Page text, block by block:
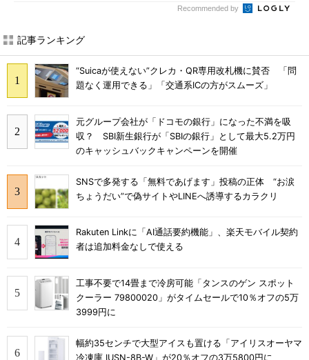
Recommended by
記事ランキング
“Suicaが使えない”クレカ・QR専用改札機に賛否 「問
題なく運用できる」「交通系ICの方がスムーズ」
元グループ会社が「ドコモの銀行」になった不満を吸
収？ SBI新生銀行が「SBIの銀行」として最大5.2万円
のキャッシュバックキャンペーンを開催
SNSで多発する「無料であげます」投稿の正体 “お涙
ちょうだい”で偽サイトやLINEへ誘導するカラクリ
Rakuten Linkに「AI通話要約機能」、楽天モバイル契約
者は追加料金なしで使える
工事不要で14畳まで冷房可能「タンスのゲン スポット
クーラー 79800020」がタイムセールで10％オフの5万
3999円に
幅約35センチで大型アイスも置ける「アイリスオーヤマ
冷凍庫 IUSN-8B-W」が20％オフの3万5800円に